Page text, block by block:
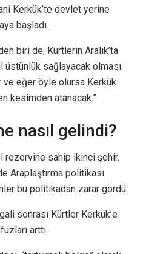
Kerkük’te devlet yerine
başladı.
biri de, Kürtlerin Aralık’ta
üstünlük sağlayacak olması.
ve eğer öyle olursa Kerkük
kesimden atanacak.”
nasıl gelindi?
rezervine sahip ikinci şehir.
Araplaştırma politikası
bu politikadan zarar gördü.
sonrası Kürtler Kerkük’e
arttı.